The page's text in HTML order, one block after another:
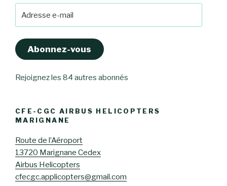
e-
Abonnez-vous
Rejoignez les 84 autres abonnés
CFE-CGC AIRBUS HELICOPTERS
MARIGNANE
Route de l’Aéroport
13720 Marignane Cedex
Airbus Helicopters
cfecgc.applicopters@gmail.com